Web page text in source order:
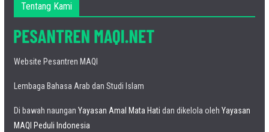
Tentang Kami
Website Pesantren MAQI
Lembaga Bahasa Arab dan Studi Islam
Di bawah naungan Yayasan Amal Mata Hati dan dikelola oleh Yayasan
MAQI Peduli Indonesia